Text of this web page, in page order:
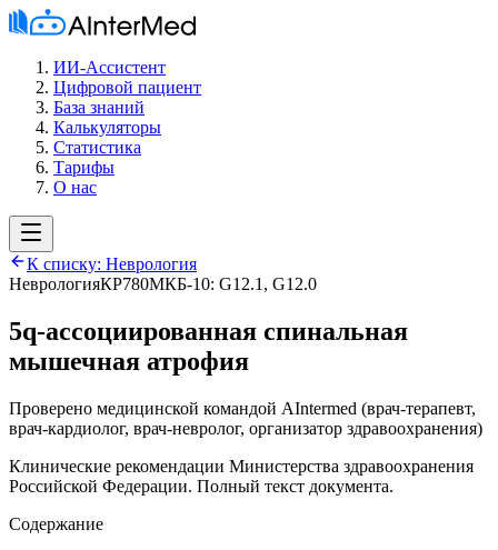
ИИ-Ассистент
Цифровой пациент
База знаний
Калькуляторы
Статистика
Тарифы
О нас
К списку: Неврология
НеврологияКР780МКБ-10: G12.1, G12.0
5q-ассоциированная спинальная
мышечная атрофия
Проверено медицинской командой AIntermed (врач-терапевт,
врач-кардиолог, врач-невролог, организатор здравоохранения)
Клинические рекомендации Министерства здравоохранения
Российской Федерации. Полный текст документа.
Содержание